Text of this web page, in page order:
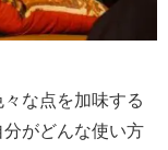
な点を加味する
がどんな使い方